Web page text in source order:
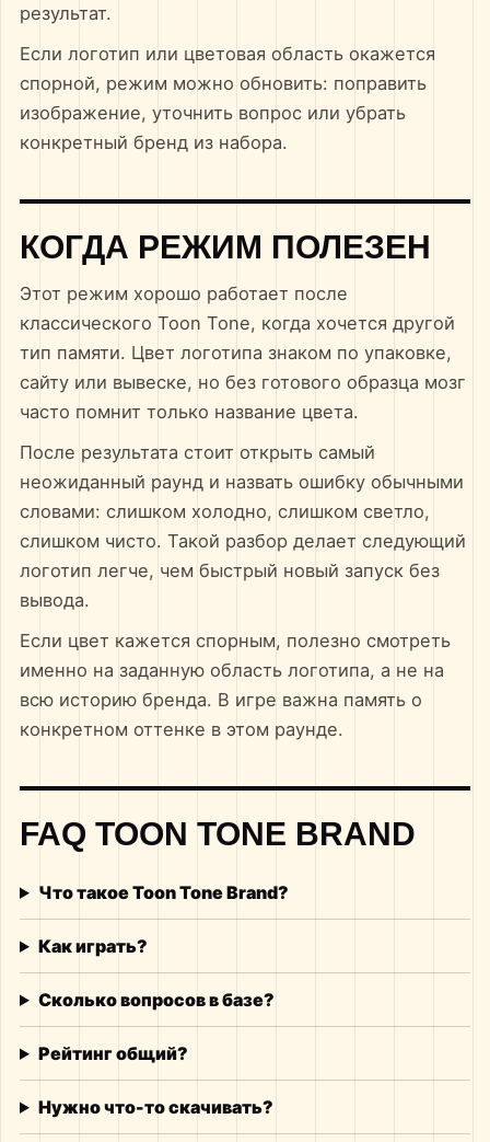
результат.
Если логотип или цветовая область окажется
спорной, режим можно обновить: поправить
изображение, уточнить вопрос или убрать
конкретный бренд из набора.
КОГДА РЕЖИМ ПОЛЕЗЕН
Этот режим хорошо работает после
классического Toon Tone, когда хочется другой
тип памяти. Цвет логотипа знаком по упаковке,
сайту или вывеске, но без готового образца мозг
часто помнит только название цвета.
После результата стоит открыть самый
неожиданный раунд и назвать ошибку обычными
словами: слишком холодно, слишком светло,
слишком чисто. Такой разбор делает следующий
логотип легче, чем быстрый новый запуск без
вывода.
Если цвет кажется спорным, полезно смотреть
именно на заданную область логотипа, а не на
всю историю бренда. В игре важна память о
конкретном оттенке в этом раунде.
FAQ TOON TONE BRAND
Что такое Toon Tone Brand?
Как играть?
Сколько вопросов в базе?
Рейтинг общий?
Нужно что-то скачивать?